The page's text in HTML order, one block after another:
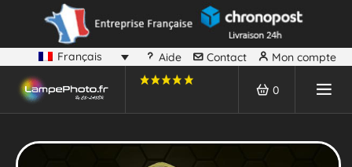
Français Aide Contact Mon compte
0